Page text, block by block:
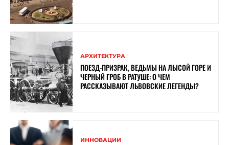
АРХИТЕКТУРА
ПОЕЗД-ПРИЗРАК, ВЕДЬМЫ НА ЛЫСОЙ ГОРЕ И
ЧЕРНЫЙ ГРОБ В РАТУШЕ: О ЧЕМ
РАССКАЗЫВАЮТ ЛЬВОВСКИЕ ЛЕГЕНДЫ?
ИННОВАЦИИ